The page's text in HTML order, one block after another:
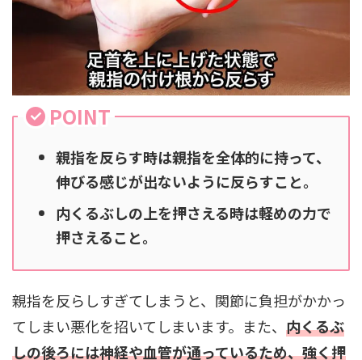
POINT
親指を反らす時は親指を全体的に持って、
伸びる感じが出ないように反らすこと。
内くるぶしの上を押さえる時は軽めの力で
押さえること。
親指を反らしすぎてしまうと、関節に負担がかかっ
てしまい悪化を招いてしまいます。また、 内くるぶ
しの後ろには神経や血管が通っているため、強く押